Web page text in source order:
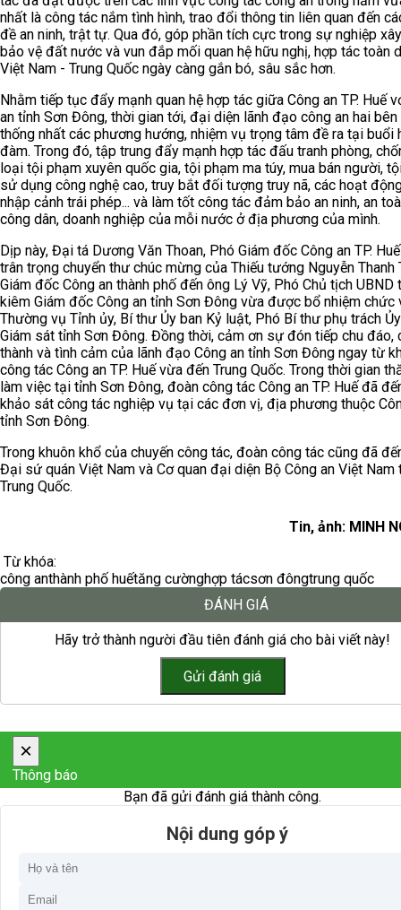
nhất là công tác nắm tình hình, trao đổi thông tin liên quan đến
đề an ninh, trật tự. Qua đó, góp phần tích cực trong sự nghiệp
bảo vệ đất nước và vun đắp mối quan hệ hữu nghị, hợp tác toàn
Việt Nam - Trung Quốc ngày càng gắn bó, sâu sắc hơn.
Nhằm tiếp tục đẩy mạnh quan hệ hợp tác giữa Công an TP. Huế
an tỉnh Sơn Đông, thời gian tới, đại diện lãnh đạo công an hai bên
thống nhất các phương hướng, nhiệm vụ trọng tâm đề ra tại buổi
đàm. Trong đó, tập trung đẩy mạnh hợp tác đấu tranh phòng,
loại tội phạm xuyên quốc gia, tội phạm ma túy, mua bán người,
sử dụng công nghệ cao, truy bắt đối tượng truy nã, các hoạt
nhập cảnh trái phép... và làm tốt công tác đảm bảo an ninh, an
công dân, doanh nghiệp của mỗi nước ở địa phương của mình.
Dịp này, Đại tá Dương Văn Thoan, Phó Giám đốc Công an TP.
trân trọng chuyển thư chúc mừng của Thiếu tướng Nguyễn Thanh
Giám đốc Công an thành phố đến ông Lý Vỹ, Phó Chủ tịch UBND
kiêm Giám đốc Công an tỉnh Sơn Đông vừa được bổ nhiệm chức
Thường vụ Tỉnh ủy, Bí thư Ủy ban Kỷ luật, Phó Bí thư phụ trách
Giám sát tỉnh Sơn Đông. Đồng thời, cảm ơn sự đón tiếp chu đáo,
thành và tình cảm của lãnh đạo Công an tỉnh Sơn Đông ngay từ
công tác Công an TP. Huế vừa đến Trung Quốc. Trong thời gian
làm việc tại tỉnh Sơn Đông, đoàn công tác Công an TP. Huế đã
khảo sát công tác nghiệp vụ tại các đơn vị, địa phương thuộc
tỉnh Sơn Đông.
Trong khuôn khổ của chuyến công tác, đoàn công tác cũng đã
Đại sứ quán Việt Nam và Cơ quan đại diện Bộ Công an Việt Nam
Trung Quốc.
Tin, ảnh: MINH
Từ khóa:
công anthành phố huếtăng cườnghợp tácsơn đôngtrung quốc
ĐÁNH GIÁ
Hãy trở thành người đầu tiên đánh giá cho bài viết này!
×
Thông báo
Bạn đã gửi đánh giá thành công.
Nội dung góp ý